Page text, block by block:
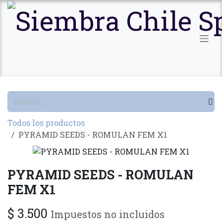
Ir al contenido
Todos los productos
PYRAMID SEEDS - ROMULAN FEM X1
PYRAMID SEEDS - ROMULAN
FEM X1
$ 3.500 Impuestos no incluidos